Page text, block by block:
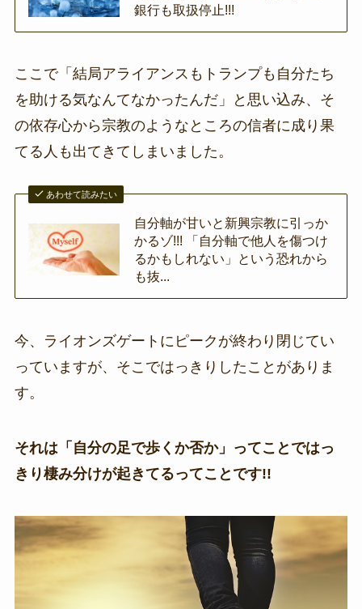
銀行も取扱停止!!!
ここで「結局アライアンスもトランプも自分たち
を助ける気なんてなかったんだ」と思い込み、そ
の依存心から宗教のようなところの信者に成り果
てる人も出てきてしまいました。
あわせて読みたい
自分軸が甘いと新興宗教に引っか
かるゾ!!! 「自分軸で他人を傷つけ
るかもしれない」という恐れから
も抜...
今、ライオンズゲートにピークが終わり閉じてい
っていますが、そこではっきりしたことがありま
す。
それは「自分の足で歩くか否か」ってことではっ
きり棲み分けが起きてるってことです!!